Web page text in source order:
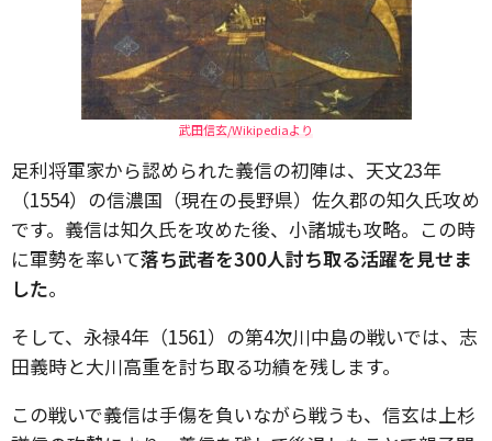
武田信玄/Wikipediaより
足利将軍家から認められた義信の初陣は、天文23年
（1554）の信濃国（現在の長野県）佐久郡の知久氏攻め
です。義信は知久氏を攻めた後、小諸城も攻略。この時
に軍勢を率いて落ち武者を300人討ち取る活躍を見せま
した。
そして、永禄4年（1561）の第4次川中島の戦いでは、志
田義時と大川高重を討ち取る功績を残します。
この戦いで義信は手傷を負いながら戦うも、信玄は上杉